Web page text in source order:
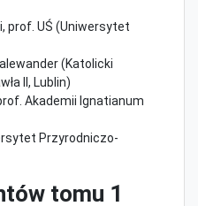
prof. UŚ (Uniwersytet
(Katolicki
II, Lublin)
Akademii Ignatianum
Przyrodniczo-
tomu 1